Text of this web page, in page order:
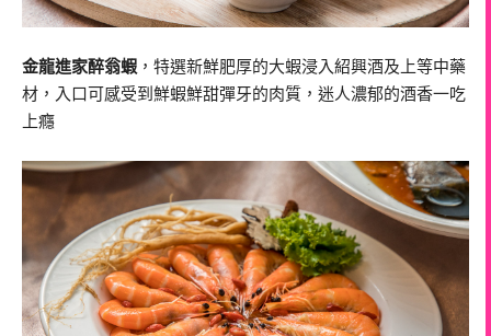
金龍進家醉翁蝦 ，特選新鮮肥厚的大蝦浸入紹興酒及上等中藥
材，入口可感受到鮮蝦鮮甜彈牙的肉質，迷人濃郁的酒香一吃
上癮